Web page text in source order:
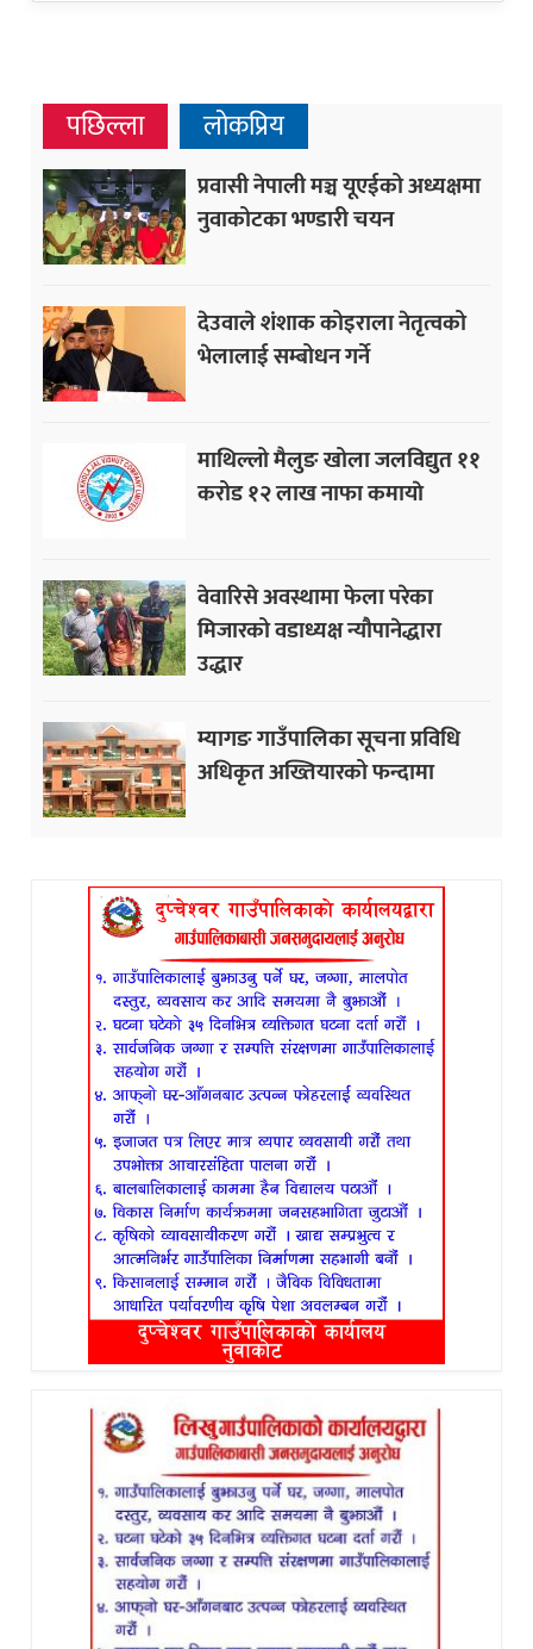
पछिल्ला लोकप्रिय
प्रवासी नेपाली मञ्च यूएईको अध्यक्षमा
नुवाकोटका भण्डारी चयन
देउवाले शंशाक कोइराला नेतृत्वको
भेलालाई सम्बोधन गर्ने
माथिल्लो मैलुङ खोला जलविद्युत ११
करोड १२ लाख नाफा कमायाे
वेवारिसे अवस्थामा फेला परेका
मिजारको वडाध्यक्ष न्यौपानेद्धारा
उद्धार
म्यागङ गाउँपालिका सूचना प्रविधि
अधिकृत अख्तियारको फन्दामा